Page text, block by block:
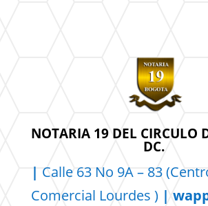
NOTARIA 19 DEL CIRCULO
DC.
| Calle 63 No 9A – 83
Comercial Lourdes ) |